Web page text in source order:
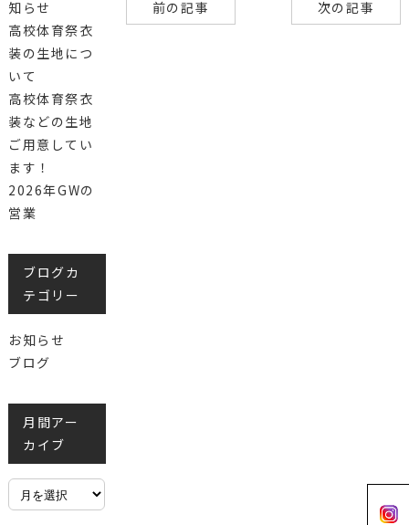
前の記事 次の記事
知らせ
高校体育祭衣
装の生地につ
いて
高校体育祭衣
装などの生地
ご用意してい
ます！
2026年GWの
営業
ブログカ
テゴリー
お知らせ
ブログ
月間アー
カイブ
間